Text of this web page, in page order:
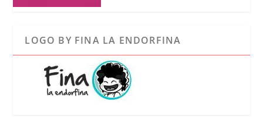
LOGO BY FINA LA ENDORFINA